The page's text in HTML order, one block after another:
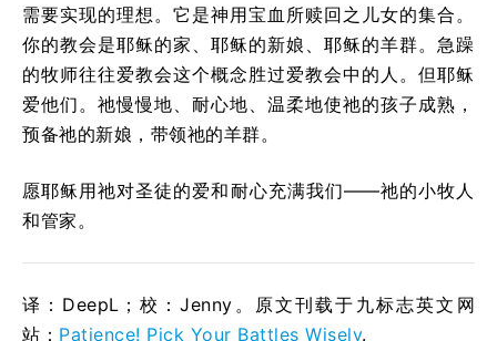
需要实现的理想。它是神用宝血所赎回之儿女的集合。
你的教会是耶稣的家、耶稣的新娘、耶稣的羊群。急躁
的牧师往往爱教会这个概念胜过爱教会中的人。但耶稣
爱他们。祂慢慢地、耐心地、温柔地使祂的孩子成熟，
预备祂的新娘，带领祂的羊群。
愿耶稣用祂对圣徒的爱和耐心充满我们——祂的小牧人
和管家。
译：DeepL；校：Jenny。原文刊载于九标志英文网
站： Patience! Pick Your Battles Wisely.